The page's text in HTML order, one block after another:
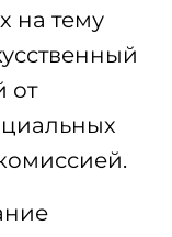
на тему
от